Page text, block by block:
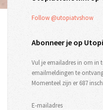
Follow @utopiatvshow
Abonneer je op
Vul je emailadres in om in
emailmeldingen te
Momenteel zijn er 687
E-mailadres